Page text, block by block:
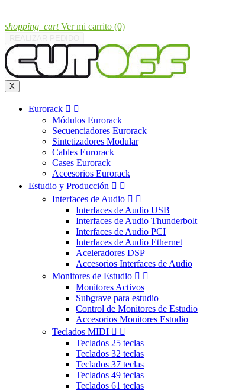
shopping_cart Ver mi carrito (0)
X
Eurorack  
Módulos Eurorack
Secuenciadores Eurorack
Sintetizadores Modular
Cables Eurorack
Cases Eurorack
Accesorios Eurorack
Estudio y Producción  
Interfaces de Audio  
Interfaces de Audio USB
Interfaces de Audio Thunderbolt
Interfaces de Audio PCI
Interfaces de Audio Ethernet
Aceleradores DSP
Accesorios Interfaces de Audio
Monitores de Estudio  
Monitores Activos
Subgrave para estudio
Control de Monitores de Estudio
Accesorios Monitores Estudio
Teclados MIDI  
Teclados 25 teclas
Teclados 32 teclas
Teclados 37 teclas
Teclados 49 teclas
Teclados 61 teclas